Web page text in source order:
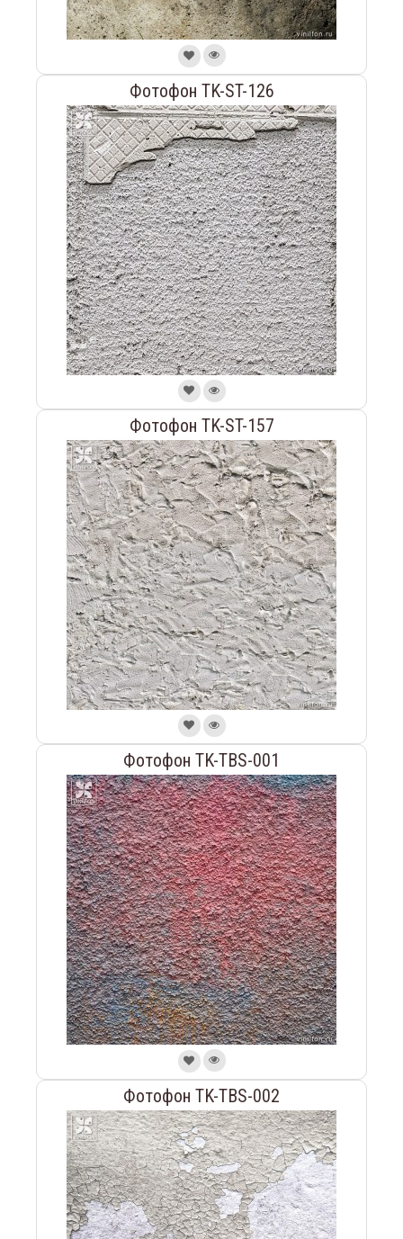
Фотофон TK-ST-126
Фотофон TK-ST-157
Фотофон TK-TBS-001
Фотофон TK-TBS-002